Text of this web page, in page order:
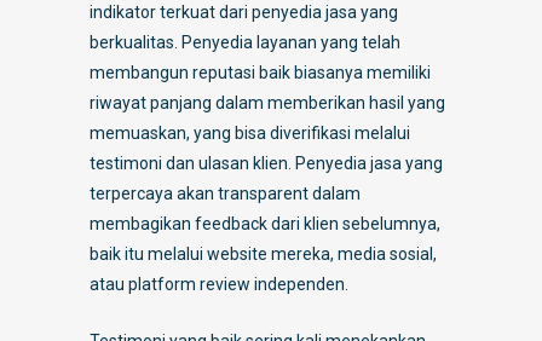
indikator terkuat dari penyedia jasa yang
berkualitas. Penyedia layanan yang telah
membangun reputasi baik biasanya memiliki
riwayat panjang dalam memberikan hasil yang
memuaskan, yang bisa diverifikasi melalui
testimoni dan ulasan klien. Penyedia jasa yang
terpercaya akan transparent dalam
membagikan feedback dari klien sebelumnya,
baik itu melalui website mereka, media sosial,
atau platform review independen.